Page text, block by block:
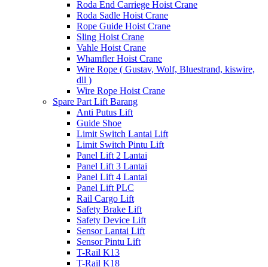
Roda End Carriege Hoist Crane
Roda Sadle Hoist Crane
Rope Guide Hoist Crane
Sling Hoist Crane
Vahle Hoist Crane
Whamfler Hoist Crane
Wire Rope ( Gustav, Wolf, Bluestrand, kiswire,
dll )
Wire Rope Hoist Crane
Spare Part Lift Barang
Anti Putus Lift
Guide Shoe
Limit Switch Lantai Lift
Limit Switch Pintu Lift
Panel Lift 2 Lantai
Panel Lift 3 Lantai
Panel Lift 4 Lantai
Panel Lift PLC
Rail Cargo Lift
Safety Brake Lift
Safety Device Lift
Sensor Lantai Lift
Sensor Pintu Lift
T-Rail K13
T-Rail K18